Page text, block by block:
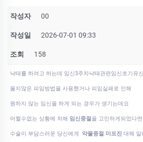
작성자 00
작성일 2026-07-01 09:33
조회 158
낙태를 하려고 하는데 임신3주차낙태관련임신초기유
옳지않은 피임방법을 사용했거나 피임실패로 인해
원하지 않는 임신을 하게 되는 경우가 생기는데요
어쩔수없는 상황에 처해 임신중절을 고민하게되었다면
수술이 부담스러운 당신에게 약물중절 미프진 대해 알